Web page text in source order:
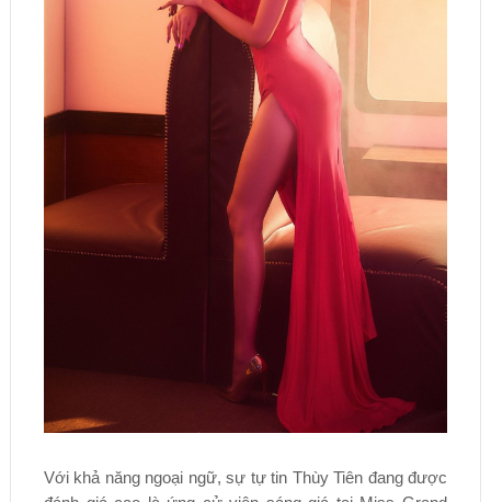
Với khả năng ngoại ngữ, sự tự tin Thùy Tiên đang được